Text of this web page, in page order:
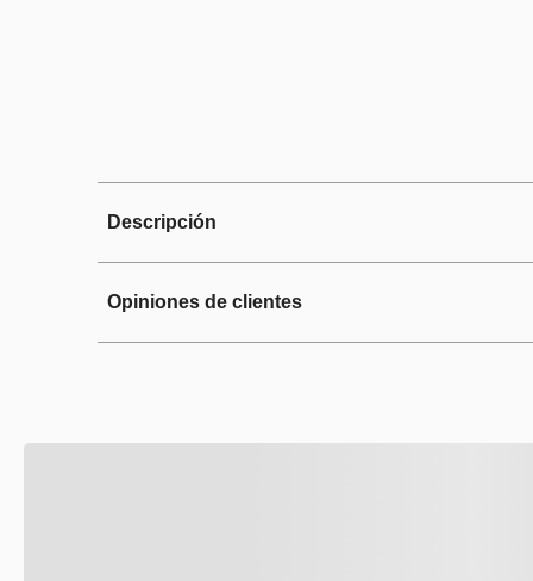
Descripción
Mantén el estilo y funcionalidad
Opiniones de clientes